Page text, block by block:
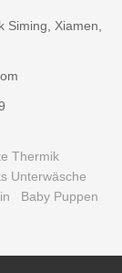
Siming, Xiamen,
Thermik
Unterwäsche
Baby Puppen